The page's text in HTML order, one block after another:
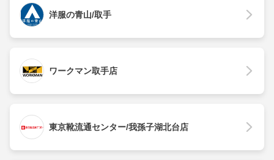
洋服の青山/取手
ワークマン取手店
東京靴流通センター/我孫子湖北台店